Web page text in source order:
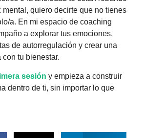
mental, quiero decirte que no tienes
a. En mi espacio de coaching
a explorar tus emociones,
de autorregulación y crear una
tu bienestar.
sesión y empieza a construir
dentro de ti, sin importar lo que